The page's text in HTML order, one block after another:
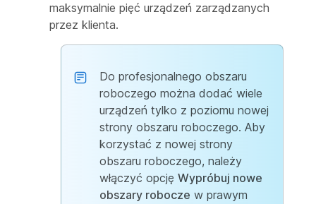
maksymalnie pięć urządzeń zarządzanych
przez klienta.
Do profesjonalnego obszaru
roboczego można dodać wiele
urządzeń tylko z poziomu nowej
strony obszaru roboczego. Aby
korzystać z nowej strony
obszaru roboczego, należy
włączyć opcję Wypróbuj nowe
obszary robocze w prawym